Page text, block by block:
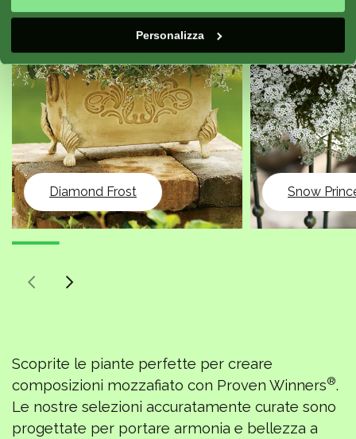
Personalizza
Diamond Frost Snow
Scoprite le piante perfette per creare
composizioni mozzafiato con Proven Winners®.
Le nostre selezioni accuratamente curate sono
progettate per portare armonia e bellezza a